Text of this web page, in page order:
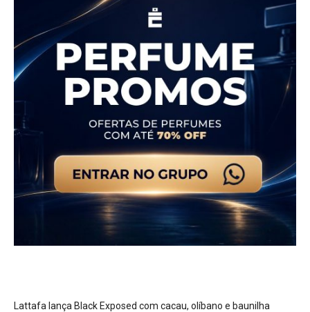
Lattafa lança Black Exposed com cacau, olíbano e baunilha